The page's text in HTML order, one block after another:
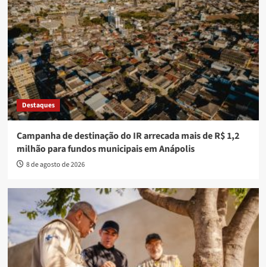
Destaques
Campanha de destinação do IR arrecada mais de R$ 1,2
milhão para fundos municipais em Anápolis
8 de agosto de 2026